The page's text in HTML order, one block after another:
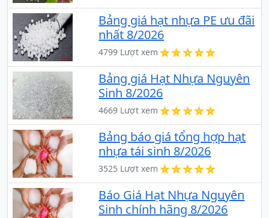
Bảng giá hạt nhựa PE ưu đãi
nhất 8/2026
4799 Lượt xem
Bảng giá Hạt Nhựa Nguyên
Sinh 8/2026
4669 Lượt xem
Bảng báo giá tổng hợp hạt
nhựa tái sinh 8/2026
3525 Lượt xem
Báo Giá Hạt Nhựa Nguyên
Sinh chính hãng 8/2026